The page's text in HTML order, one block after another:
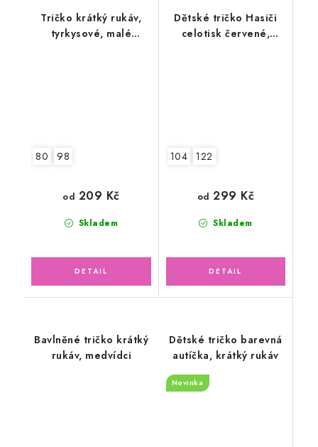
Tričko krátký rukáv,
tyrkysové, malé
80 98
Skladem
od 209 Kč
Dětské tričko Hasiči
celotisk červené,
104 122
Skladem
od 299 Kč
Bavlněné tričko krátký
rukáv, medvídci
Dětské tričko barevná
autíčka, krátký rukáv
Novinka